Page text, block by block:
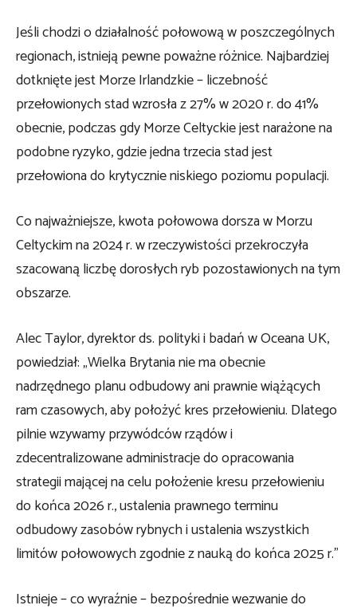
Jeśli chodzi o działalność połowową w poszczególnych
regionach, istnieją pewne poważne różnice. Najbardziej
dotknięte jest Morze Irlandzkie – liczebność
przełowionych stad wzrosła z 27% w 2020 r. do 41%
obecnie, podczas gdy Morze Celtyckie jest narażone na
podobne ryzyko, gdzie jedna trzecia stad jest
przełowiona do krytycznie niskiego poziomu populacji.
Co najważniejsze, kwota połowowa dorsza w Morzu
Celtyckim na 2024 r. w rzeczywistości przekroczyła
szacowaną liczbę dorosłych ryb pozostawionych na tym
obszarze.
Alec Taylor, dyrektor ds. polityki i badań w Oceana UK,
powiedział: „Wielka Brytania nie ma obecnie
nadrzędnego planu odbudowy ani prawnie wiążących
ram czasowych, aby położyć kres przełowieniu. Dlatego
pilnie wzywamy przywódców rządów i
zdecentralizowane administracje do opracowania
strategii mającej na celu położenie kresu przełowieniu
do końca 2026 r., ustalenia prawnego terminu
odbudowy zasobów rybnych i ustalenia wszystkich
limitów połowowych zgodnie z nauką do końca 2025 r.”
Istnieje – co wyraźnie – bezpośrednie wezwanie do